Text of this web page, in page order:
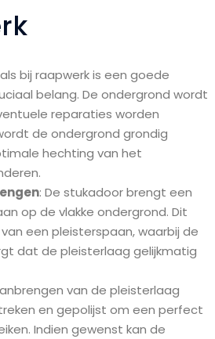
bij raapwerk is een goede
belang. De ondergrond wordt
reparaties worden
de ondergrond grondig
hechting van het
: De stukadoor brengt een
op de vlakke ondergrond. Dit
een pleisterspaan, waarbij de
dat de pleisterlaag gelijkmatig
van de pleisterlaag
en gepolijst om een perfect
Indien gewenst kan de